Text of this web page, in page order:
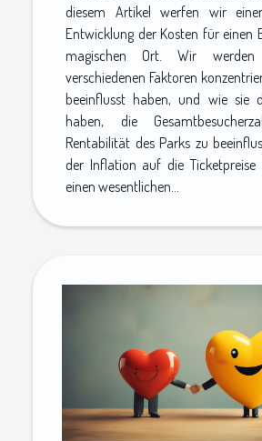
diesem Artikel werfen wir
Entwicklung der Kosten für einen
magischen Ort. Wir
verschiedenen Faktoren
beeinflusst haben, und wie sie
haben, die
Rentabilität des Parks zu
der Inflation auf die
einen wesentlichen...